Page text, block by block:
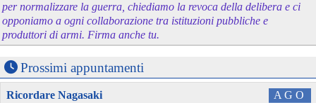
per normalizzare la guerra, chiediamo la revoca della delibera e ci
opponiamo a ogni collaborazione tra istituzioni pubbliche e
produttori di armi. Firma anche tu.
Prossimi appuntamenti
AGO
Ricordare Nagasaki